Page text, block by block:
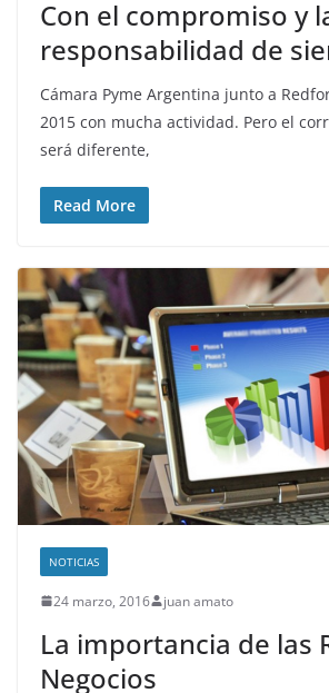
Con el compromiso y
responsabilidad de
Cámara Pyme Argentina junto a
2015 con mucha actividad. Pero el
será diferente,
Read More
NOTICIAS
24 marzo, 2016 juan amato
La importancia de las
Negocios